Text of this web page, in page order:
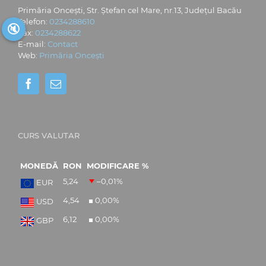
Primăria Oncești, Str. Ștefan cel Mare, nr.13, Județul Bacău
Telefon: 0234288610
Fax: 0234288622
E-mail: Contact
Web: Primăria Oncești
CURS VALUTAR
MONEDĂ RON
MODIFICARE %
EUR
5,24 –0,01%
USD 4,54 0,00%
GBP 6,12 0,00%
🔇